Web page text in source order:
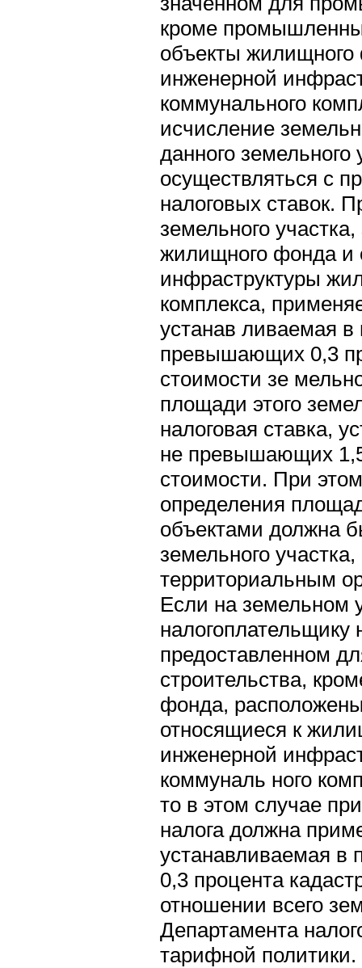
кроме
объекты
инженерной
коммунального
исчисление
данного земельного
осуществляться с
налоговых ставок.
земельного
жилищного фонда и
инфраструктуры
комплекса,
устанав ливаемая в
превышающих 0,3
стоимости зе
площади этого
налоговая ставка,
не превышающих 1,5
стоимости. При
определения
объектами должна
земельного
территориальным
Если на земельном
налогоплательщику
предоставленном
строительства,
фонда,
относящиеся к
инженерной
коммуналь ного
то в этом случае
налога должна
устанавливаемая
0,3 процента
отношении всего
Департамента
тарифной политики.